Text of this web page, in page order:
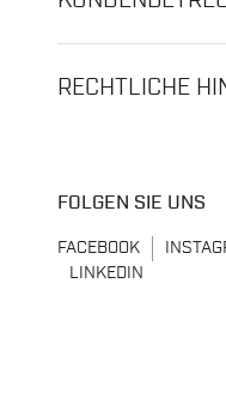
RECHTLICHE
FOLGEN SIE UNS
FACEBOOK
LINKEDIN